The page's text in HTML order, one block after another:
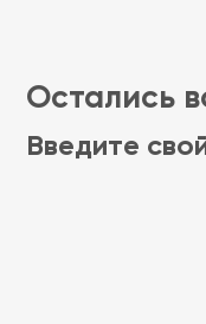
Остались
Введите